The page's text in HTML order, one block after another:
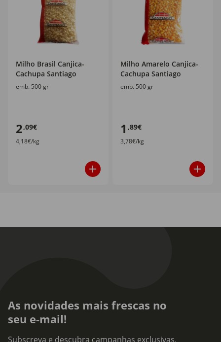
Milho Brasil Canjica-
Cachupa Santiago
emb. 500 gr
2,09€
4,18€/kg
Milho Amarelo Canjica-
Cachupa Santiago
emb. 500 gr
1 ,89€
3,78€/kg
As novidades mais frescas no
seu e-mail!
Subscreva e descubra campanhas exclusivas,